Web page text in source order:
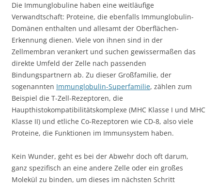
Die Immunglobuline haben eine weitläufige
Verwandtschaft: Proteine, die ebenfalls Immunglobulin-
Domänen enthalten und allesamt der Oberflächen-
Erkennung dienen. Viele von ihnen sind in der
Zellmembran verankert und suchen gewissermaßen das
direkte Umfeld der Zelle nach passenden
Bindungspartnern ab. Zu dieser Großfamilie, der
sogenannten Immunglobulin-Superfamilie, zählen zum
Beispiel die T-Zell-Rezeptoren, die
Haupthistokompatibilitätskomplexe (MHC Klasse I und MHC
Klasse II) und etliche Co-Rezeptoren wie CD-8, also viele
Proteine, die Funktionen im Immunsystem haben.
Kein Wunder, geht es bei der Abwehr doch oft darum,
ganz spezifisch an eine andere Zelle oder ein großes
Molekül zu binden, um dieses im nächsten Schritt